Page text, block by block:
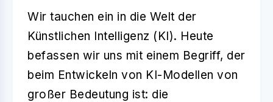
Wir tauchen ein in die Welt der
Künstlichen Intelligenz (KI). Heute
befassen wir uns mit einem Begriff, der
beim Entwickeln von KI-Modellen von
großer Bedeutung ist: die